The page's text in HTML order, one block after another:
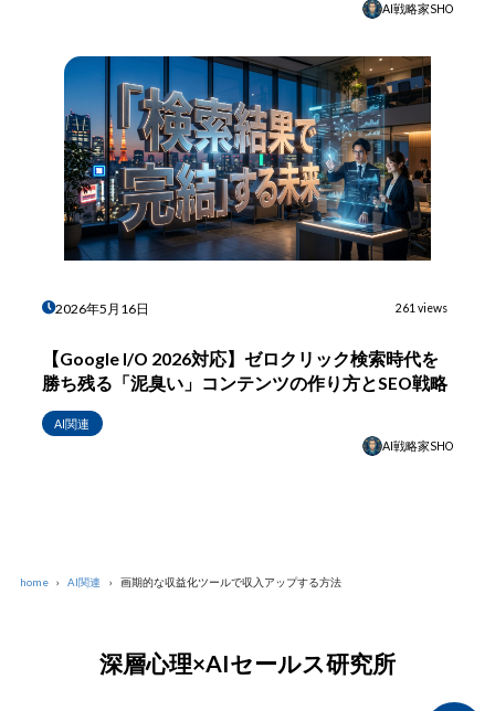
AI戦略家SHO
2026年5月16日 261 views
【Google I/O 2026対応】ゼロクリック検索時代を
勝ち残る「泥臭い」コンテンツの作り方とSEO戦略
AI関連
AI戦略家SHO
home AI関連 画期的な収益化ツールで収入アップする方法
深層心理×AIセールス研究所